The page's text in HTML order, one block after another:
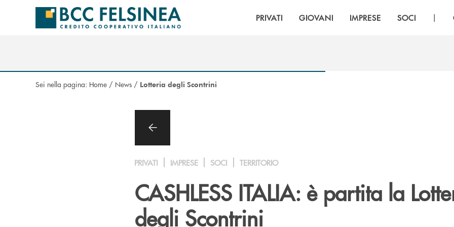
Salta al contenuto principale
PRIVATI GIOVANI IMPRESE SOCI |
Sei nella pagina: Home / News / Lotteria degli Scontrini
PRIVATI IMPRESE SOCI TERRITORIO
CASHLESS ITALIA: è partita la
degli Scontrini